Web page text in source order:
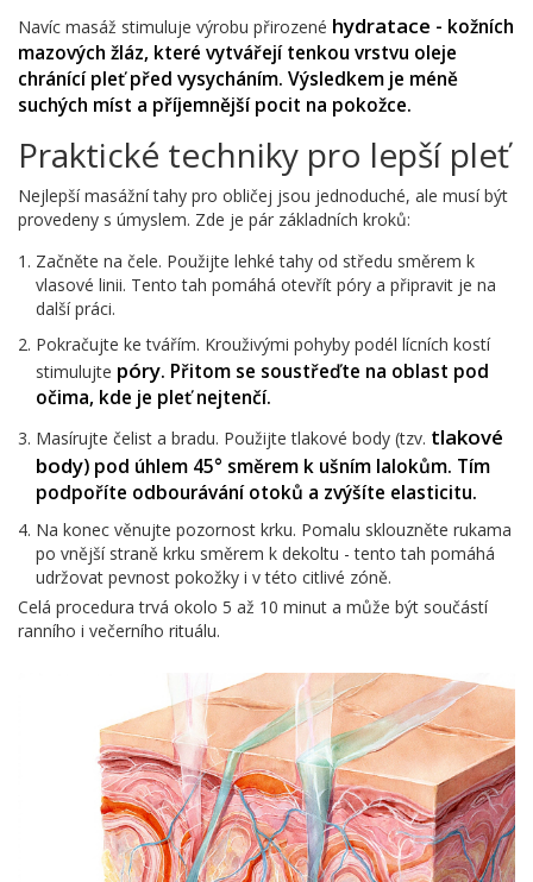
Navíc masáž stimuluje výrobu přirozené hydratace - kožních
mazových žláz, které vytvářejí tenkou vrstvu oleje
chránící pleť před vysycháním. Výsledkem je méně
suchých míst a příjemnější pocit na pokožce.
Praktické techniky pro lepší pleť
Nejlepší masážní tahy pro obličej jsou jednoduché, ale musí být
provedeny s úmyslem. Zde je pár základních kroků:
Začněte na čele. Použijte lehké tahy od středu směrem k
vlasové linii. Tento tah pomáhá otevřít póry a připravit je na
další práci.
Pokračujte ke tvářím. Krouživými pohyby podél lícních kostí
stimulujte póry. Přitom se soustřeďte na oblast pod
očima, kde je pleť nejtenčí.
Masírujte čelist a bradu. Použijte tlakové body (tzv. tlakové
body) pod úhlem 45° směrem k ušním lalokům. Tím
podpoříte odbourávání otoků a zvýšíte elasticitu.
Na konec věnujte pozornost krku. Pomalu sklouzněte rukama
po vnější straně krku směrem k dekoltu - tento tah pomáhá
udržovat pevnost pokožky i v této citlivé zóně.
Celá procedura trvá okolo 5 až 10 minut a může být součástí
ranního i večerního rituálu.